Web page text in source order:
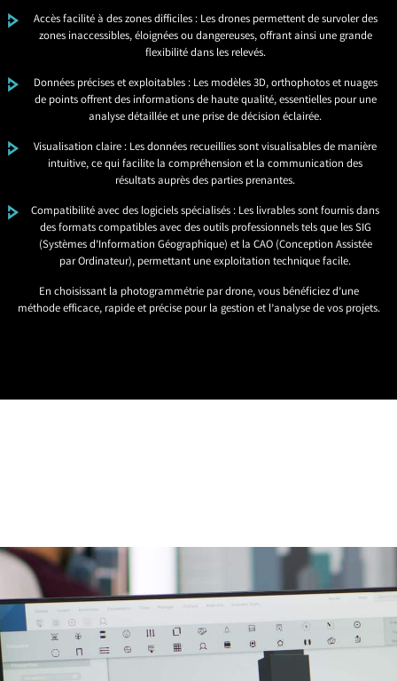
Accès facilité à des zones difficiles : Les drones permettent de survoler des
zones inaccessibles, éloignées ou dangereuses, offrant ainsi une grande
flexibilité dans les relevés.
Données précises et exploitables : Les modèles 3D, orthophotos et nuages
de points offrent des informations de haute qualité, essentielles pour une
analyse détaillée et une prise de décision éclairée.
Visualisation claire : Les données recueillies sont visualisables de manière
intuitive, ce qui facilite la compréhension et la communication des
résultats auprès des parties prenantes.
Compatibilité avec des logiciels spécialisés : Les livrables sont fournis dans
des formats compatibles avec des outils professionnels tels que les SIG
(Systèmes d’Information Géographique) et la CAO (Conception Assistée
par Ordinateur), permettant une exploitation technique facile.
En choisissant la photogrammétrie par drone, vous bénéficiez d’une
méthode efficace, rapide et précise pour la gestion et l’analyse de vos projets.